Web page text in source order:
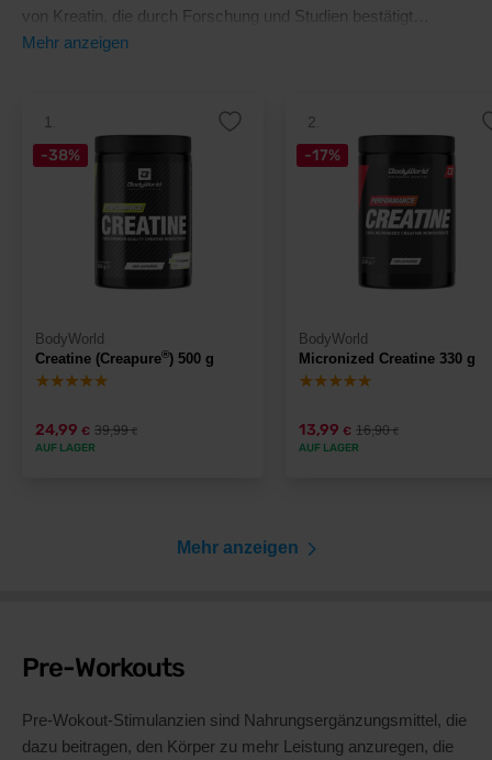
von Kreatin, die durch Forschung und Studien bestätigt
wurden: Muskelaufbau, Erhöhung der Maximalkraft,
Mehr anzeigen
1.
-38%
BodyWorld
Creatine (Creapure®) 500 g
24,99 € 39,99€
AUF LAGER
2.
-17%
BodyWorld
Micronized Creatine 330 g
13,99 € 16,90€
AUF LAGER
Mehr anzeigen
Pre-Workouts
Pre-Wokout-Stimulanzien sind Nahrungsergänzungsmittel, die
dazu beitragen, den Körper zu mehr Leistung anzuregen, die